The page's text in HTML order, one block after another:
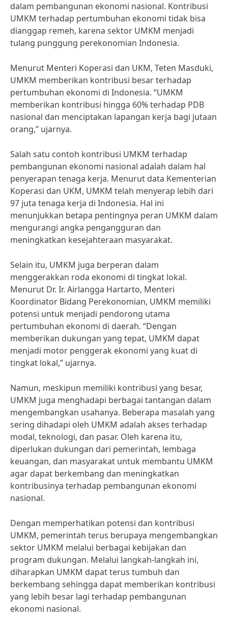
dalam pembangunan ekonomi nasional. Kontribusi
UMKM terhadap pertumbuhan ekonomi tidak bisa
dianggap remeh, karena sektor UMKM menjadi
tulang punggung perekonomian Indonesia.
Menurut Menteri Koperasi dan UKM, Teten Masduki,
UMKM memberikan kontribusi besar terhadap
pertumbuhan ekonomi di Indonesia. “UMKM
memberikan kontribusi hingga 60% terhadap PDB
nasional dan menciptakan lapangan kerja bagi jutaan
orang,” ujarnya.
Salah satu contoh kontribusi UMKM terhadap
pembangunan ekonomi nasional adalah dalam hal
penyerapan tenaga kerja. Menurut data Kementerian
Koperasi dan UKM, UMKM telah menyerap lebih dari
97 juta tenaga kerja di Indonesia. Hal ini
menunjukkan betapa pentingnya peran UMKM dalam
mengurangi angka pengangguran dan
meningkatkan kesejahteraan masyarakat.
Selain itu, UMKM juga berperan dalam
menggerakkan roda ekonomi di tingkat lokal.
Menurut Dr. Ir. Airlangga Hartarto, Menteri
Koordinator Bidang Perekonomian, UMKM memiliki
potensi untuk menjadi pendorong utama
pertumbuhan ekonomi di daerah. “Dengan
memberikan dukungan yang tepat, UMKM dapat
menjadi motor penggerak ekonomi yang kuat di
tingkat lokal,” ujarnya.
Namun, meskipun memiliki kontribusi yang besar,
UMKM juga menghadapi berbagai tantangan dalam
mengembangkan usahanya. Beberapa masalah yang
sering dihadapi oleh UMKM adalah akses terhadap
modal, teknologi, dan pasar. Oleh karena itu,
diperlukan dukungan dari pemerintah, lembaga
keuangan, dan masyarakat untuk membantu UMKM
agar dapat berkembang dan meningkatkan
kontribusinya terhadap pembangunan ekonomi
nasional.
Dengan memperhatikan potensi dan kontribusi
UMKM, pemerintah terus berupaya mengembangkan
sektor UMKM melalui berbagai kebijakan dan
program dukungan. Melalui langkah-langkah ini,
diharapkan UMKM dapat terus tumbuh dan
berkembang sehingga dapat memberikan kontribusi
yang lebih besar lagi terhadap pembangunan
ekonomi nasional.